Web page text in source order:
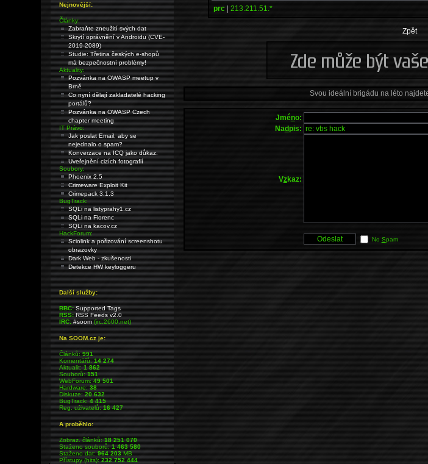
prc |213.211.51.*
Zpět
Svou ideální brigádu na léto
Jméno:
Nadpis:
Vzkaz:
No Spam
Nejnovější:
Články:
Zabraňte zneužití svých dat
Skrytí oprávnění v Androidu (CVE-
2019-2089)
Studie: Třetina českých e-shopů
má bezpečnostní problémy!
Aktuality:
Pozvánka na OWASP meetup v
Brně
Co nyní dělají zakladatelé hacking
portálů?
Pozvánka na OWASP Czech
chapter meeting
IT Právo:
Jak poslat Email, aby se
nejednalo o spam?
Konverzace na ICQ jako důkaz.
Uveřejnění cizích fotografií
Soubory:
Phoenix 2.5
Crimeware Exploit Kit
Crimepack 3.1.3
BugTrack:
SQLi na listyprahy1.cz
SQLi na Florenc
SQLi na kacov.cz
HackForum:
Sciolink a pořizování screenshotu
obrazovky
Dark Web - zkušenosti
Detekce HW keyloggeru
Další služby:
BBC: Supported Tags
RSS: RSS Feeds v2.0
IRC: #soom(irc.2600.net)
Na SOOM.cz je:
Článků:991
Komentářů:14 274
Aktualit:1 862
Souborů:151
WebForum:49 501
Hardware:38
Diskuze:20 632
BugTrack:4 415
Reg. uživatelů:16 427
A proběhlo:
Zobraz. článků:18 251 070
Staženo souborů:1 463 580
Staženo dat:964 203MB
Přístupy (hits):232 752 444